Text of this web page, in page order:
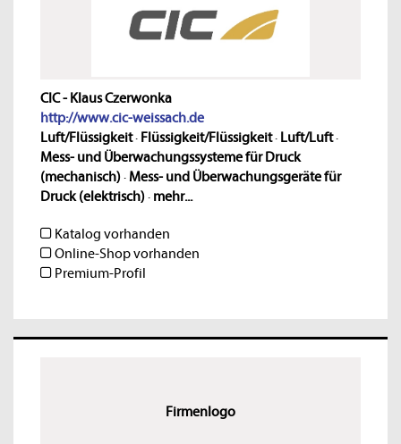
CIC - Klaus Czerwonka
http://www.cic-weissach.de
Luft/Flüssigkeit· Flüssigkeit/Flüssigkeit· Luft/Luft·
Mess- und Überwachungssysteme für Druck
(mechanisch)· Mess- und Überwachungsgeräte für
Druck (elektrisch)· mehr...
Katalog vorhanden
Online-Shop vorhanden
Premium-Profil
Firmenlogo